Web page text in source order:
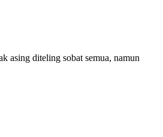
asing diteling sobat semua, namun